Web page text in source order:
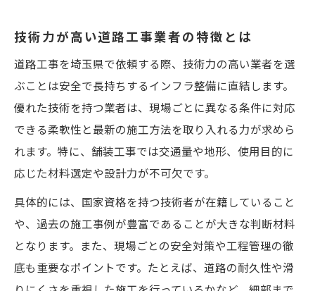
技術力が高い道路工事業者の特徴とは
道路工事を埼玉県で依頼する際、技術力の高い業者を選
ぶことは安全で長持ちするインフラ整備に直結します。
優れた技術を持つ業者は、現場ごとに異なる条件に対応
できる柔軟性と最新の施工方法を取り入れる力が求めら
れます。特に、舗装工事では交通量や地形、使用目的に
応じた材料選定や設計力が不可欠です。
具体的には、国家資格を持つ技術者が在籍していること
や、過去の施工事例が豊富であることが大きな判断材料
となります。また、現場ごとの安全対策や工程管理の徹
底も重要なポイントです。たとえば、道路の耐久性や滑